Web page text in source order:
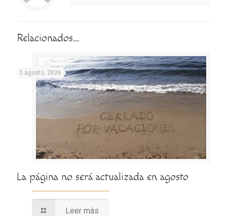
Relacionados...
5 agosto, 2026
La página no será actualizada en agosto
Leer más